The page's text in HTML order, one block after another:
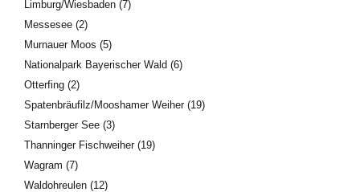
Limburg/Wiesbaden (7)
Messesee (2)
Murnauer Moos (5)
Nationalpark Bayerischer Wald (6)
Otterfing (2)
Spatenbräufilz/Mooshamer Weiher(19)
Starnberger See (3)
Thanninger Fischweiher(19)
Wagram (7)
Waldohreulen (12)